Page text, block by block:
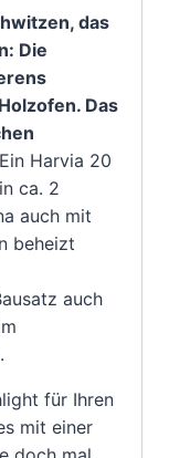
das
Die
Das
Ein Harvia 20
ca. 2
auch mit
beheizt
auch
für Ihren
mit einer